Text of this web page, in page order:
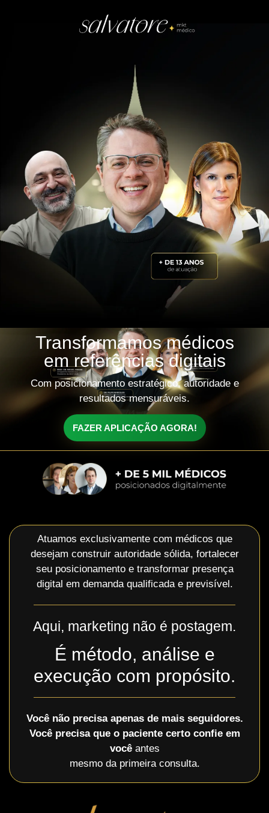
Transformamos médicos
em referências digitais
Com posicionamento estratégico, autoridade e
resultados mensuráveis.
FAZER APLICAÇÃO AGORA!
Atuamos exclusivamente com médicos que
desejam construir autoridade sólida, fortalecer
seu posicionamento e transformar presença
digital em demanda qualificada e previsível.
Aqui, marketing não é postagem.
É método, análise e
execução com propósito.
Você não precisa apenas de mais seguidores.
Você precisa que o paciente certo confie em
vocêantes
mesmo da primeira consulta.